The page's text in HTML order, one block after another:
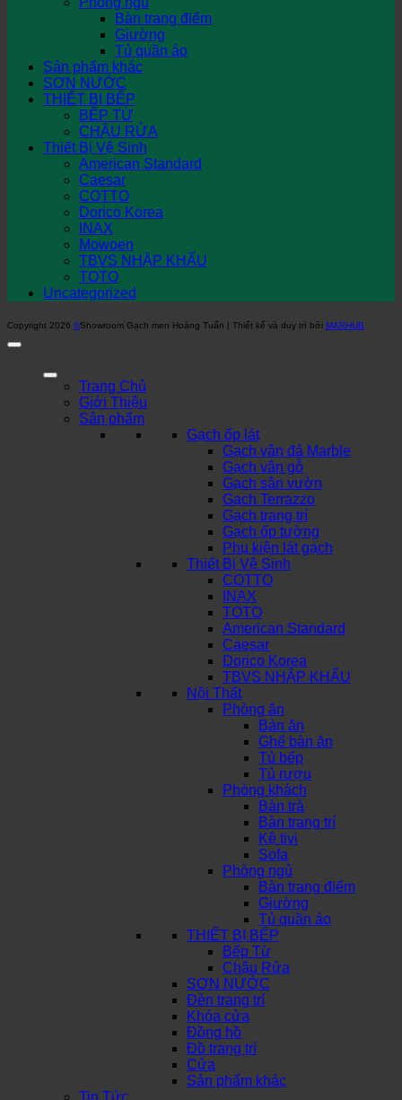
Bàn trang điểm
Giường
Tủ quần áo
Sản phẩm khác
SƠN NƯỚC
THIẾT BỊ BẾP
BẾP TỪ
CHẬU RỬA
Thiết Bị Vệ Sinh
American Standard
Caesar
COTTO
Dorico Korea
INAX
Mowoen
TBVS NHẬP KHẨU
TOTO
Uncategorized
Copyright 2026 ©Showroom Gạch men Hoàng Tuấn | Thiết kế và duy trì bởi MARHUB
Trang Chủ
Giới Thiệu
Sản phẩm
Gạch ốp lát
Gạch vân đá Marble
Gạch vân gỗ
Gạch sân vườn
Gạch Terrazzo
Gạch trang trí
Gạch ốp tường
Phụ kiện lát gạch
Thiết Bị Vệ Sinh
COTTO
INAX
TOTO
American Standard
Caesar
Dorico Korea
TBVS NHẬP KHẨU
Nội Thất
Phòng ăn
Bàn ăn
Ghế bàn ăn
Tủ bếp
Tủ rượu
Phòng khách
Bàn trà
Bàn trang trí
Kệ tivi
Sofa
Phòng ngủ
Bàn trang điểm
Giường
Tủ quần áo
THIẾT BỊ BẾP
Bếp Từ
Chậu Rửa
SƠN NƯỚC
Đèn trang trí
Khóa cửa
Đồng hồ
Đồ trang trí
Cửa
Sản phẩm khác